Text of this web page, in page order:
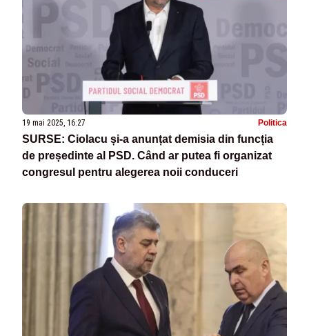
19 mai 2025, 16:27 Politica
SURSE: Ciolacu și-a anunțat demisia din funcția
de președinte al PSD. Când ar putea fi organizat
congresul pentru alegerea noii conduceri